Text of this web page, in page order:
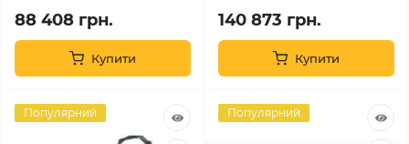
88 408 грн.
Купити
140 873 грн.
Купити
Популярний Популярний